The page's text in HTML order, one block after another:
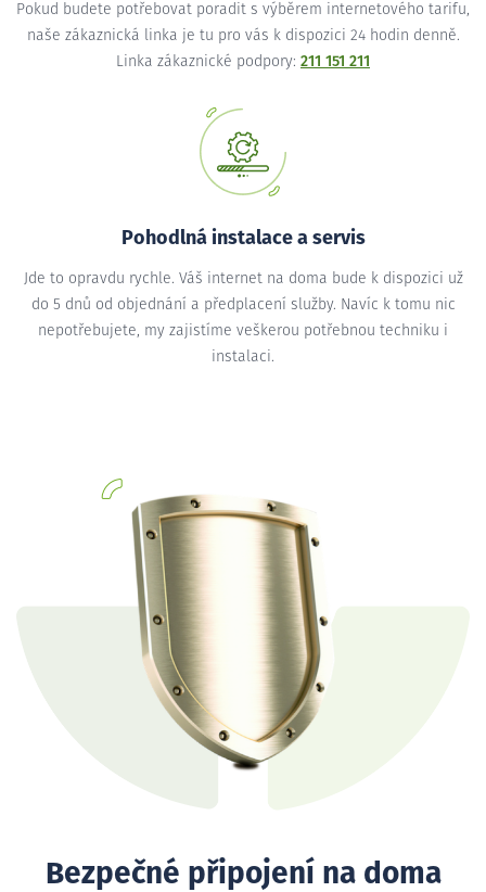
Pokud budete potřebovat poradit s výběrem internetového tarifu,
naše zákaznická linka je tu pro vás k dispozici 24 hodin denně.
Linka zákaznické podpory: 211 151 211
Pohodlná instalace a servis
Jde to opravdu rychle. Váš internet na doma bude k dispozici už
do 5 dnů od objednání a předplacení služby. Navíc k tomu nic
nepotřebujete, my zajistíme veškerou potřebnou techniku i
instalaci.
Bezpečné připojení na doma